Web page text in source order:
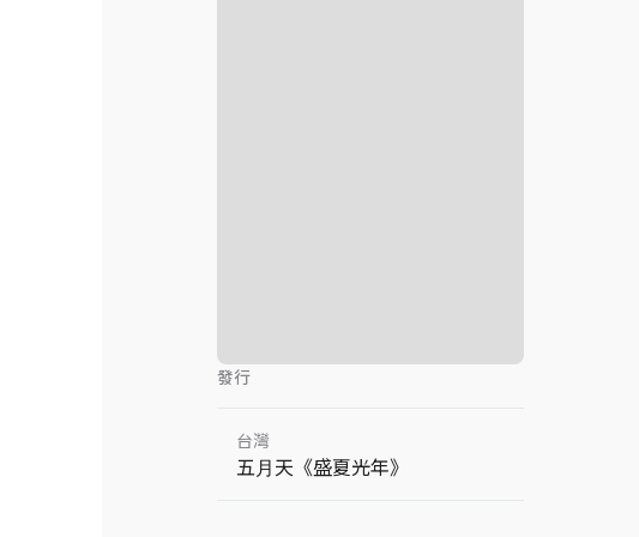
發行
台灣
五⽉天《盛夏光年》